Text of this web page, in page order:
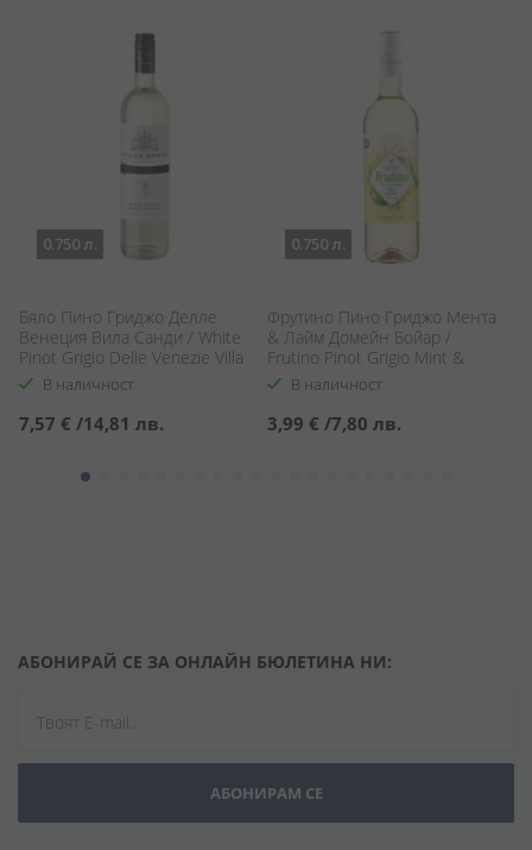
0.750 л.
Бяло Пино Гриджо Делле
Венеция Вила Санди / White
Pinot Grigio Delle Venezie Villa
SandiВ наличност
7,57 € /14,81 лв.
0.750 л.
Фрутино Пино Гриджо Мента
& Лайм Домейн Бойар /
Frutino Pinot Grigio Mint &
Lime Domaine Boyar
В наличност
3,99 € /7,80 лв.
АБОНИРАЙ СЕ ЗА ОНЛАЙН БЮЛЕТИНА НИ:
АБОНИРАМ СЕ